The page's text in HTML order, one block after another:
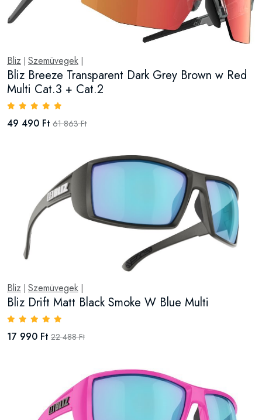
Bliz | Szemüvegek |
Bliz Breeze Transparent Dark Grey Brown w Red
Multi Cat.3 + Cat.2
49 490 Ft 61 863 Ft
Bliz | Szemüvegek |
Bliz Drift Matt Black Smoke W Blue Multi
17 990 Ft 22 488 Ft